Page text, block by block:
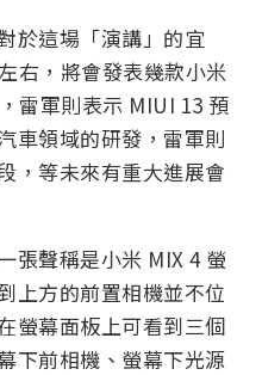
於這場「演講」的宜
右，將會發表幾款小米
雷軍則表示 MIUI 13 預
車領域的研發，雷軍則
，等未來有重大進展會
張聲稱是小米 MIX 4 螢
上方的前置相機並不位
螢幕面板上可看到三個
下前相機、螢幕下光源